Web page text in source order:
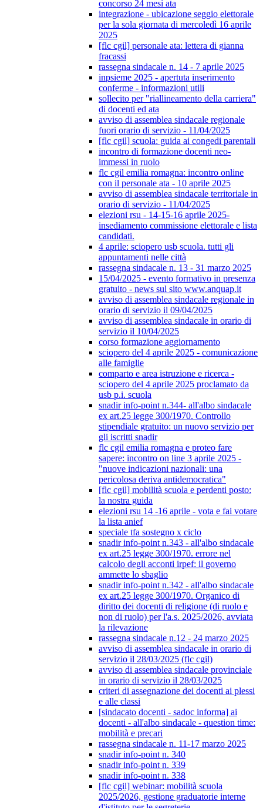
concorso 24 mesi ata
integrazione - ubicazione seggio elettorale
per la sola giornata di mercoledì 16 aprile
2025
[flc cgil] personale ata: lettera di gianna
fracassi
rassegna sindacale n. 14 - 7 aprile 2025
inpsieme 2025 - apertuta inserimento
conferme - informazioni utili
sollecito per "riallineamento della carriera"
di docenti ed ata
avviso di assemblea sindacale regionale
fuori orario di servizio - 11/04/2025
[flc cgil] scuola: guida ai congedi parentali
incontro di formazione docenti neo-
immessi in ruolo
flc cgil emilia romagna: incontro online
con il personale ata - 10 aprile 2025
avviso di assemblea sindacale territoriale in
orario di servizio - 11/04/2025
elezioni rsu - 14-15-16 aprile 2025-
insediamento commissione elettorale e lista
candidati.
4 aprile: sciopero usb scuola. tutti gli
appuntamenti nelle città
rassegna sindacale n. 13 - 31 marzo 2025
15/04/2025 - evento formativo in presenza
gratuito - news sul sito www.anquap.it
avviso di assemblea sindacale regionale in
orario di servizio il 09/04/2025
avviso di assemblea sindacale in orario di
servizio il 10/04/2025
corso formazione aggiornamento
sciopero del 4 aprile 2025 - comunicazione
alle famiglie
comparto e area istruzione e ricerca -
sciopero del 4 aprile 2025 proclamato da
usb p.i. scuola
snadir info-point n.344- all'albo sindacale
ex art.25 legge 300/1970. Controllo
stipendiale gratuito: un nuovo servizio per
gli iscritti snadir
flc cgil emilia romagna e proteo fare
sapere: incontro on line 3 aprile 2025 -
"nuove indicazioni nazionali: una
pericolosa deriva antidemocratica"
[flc cgil] mobilità scuola e perdenti posto:
la nostra guida
elezioni rsu 14 -16 aprile - vota e fai votare
la lista anief
speciale tfa sostegno x ciclo
snadir info-point n.343 - all'albo sindacale
ex art.25 legge 300/1970. errore nel
calcolo degli acconti irpef: il governo
ammette lo sbaglio
snadir info-point n.342 - all'albo sindacale
ex art.25 legge 300/1970. Organico di
diritto dei docenti di religione (di ruolo e
non di ruolo) per l'a.s. 2025/2026, avviata
la rilevazione
rassegna sindacale n.12 - 24 marzo 2025
avviso di assemblea sindacale in orario di
servizio il 28/03/2025 (flc cgil)
avviso di assemblea sindacale provinciale
in orario di servizio il 28/03/2025
criteri di assegnazione dei docenti ai plessi
e alle classi
[sindacato docenti - sadoc informa] ai
docenti - all'albo sindacale - question time:
mobilità e precari
rassegna sindacale n. 11-17 marzo 2025
snadir info-point n. 340
snadir info-point n. 339
snadir info-point n. 338
[flc cgil] webinar: mobilità scuola
2025/2026, gestione graduatorie interne